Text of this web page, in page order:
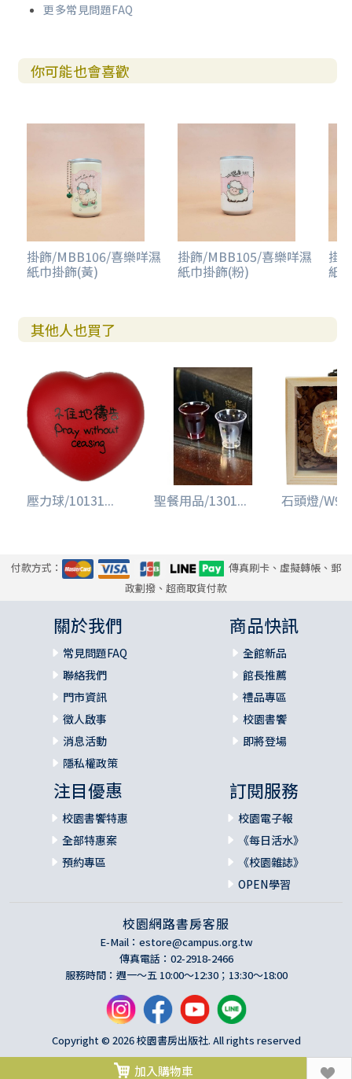
更多常見問題FAQ
你可能也會喜歡
掛飾/MBB106/喜樂咩濕
紙巾掛飾(黃)
掛飾/MBB105/喜樂咩濕
紙巾掛飾(粉)
掛
紙
其他人也買了
壓力球/10131... 聖餐用品/1301... 石頭燈/
付款方式：
傳真刷卡、虛擬轉帳、郵
政劃撥、超商取貨付款
關於我們
常見問題FAQ
聯絡我們
門市資訊
徵人啟事
消息活動
隱私權政策
商品快訊
全館新品
館長推薦
禮品專區
校園書饗
即將登場
注目優惠
校園書饗特惠
全部特惠案
預約專區
訂閱服務
校園電子報
《每日活水》
《校園雜誌》
OPEN學習
校園網路書房客服
E-Mail： estore@campus.org.tw
傳真電話：02-2918-2466
服務時間：週一～五 10:00～12:30；13:30～18:00
Copyright © 2026 校園書房出版社. All rights reserved
加入購物車